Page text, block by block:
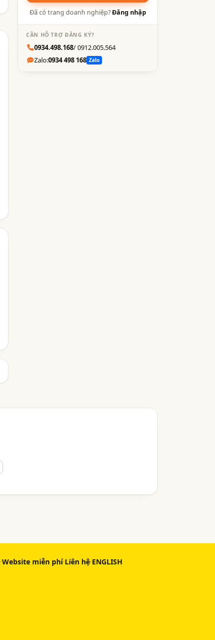
Đã có trang doanh nghiệp?Đăng nhập
CẦN HỖ TRỢ ĐĂNG KÝ?
0934.498.168/ 0912.005.564
Zalo:0934 498 168 Zalo
·Website miễn phí·Liên hệ·ENGLISH